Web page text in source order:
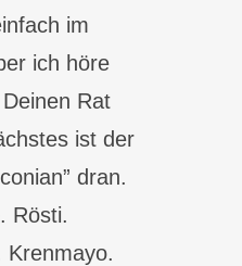
im
ich höre
Rat
ist der
dran.
Rösti.
Krenmayo.